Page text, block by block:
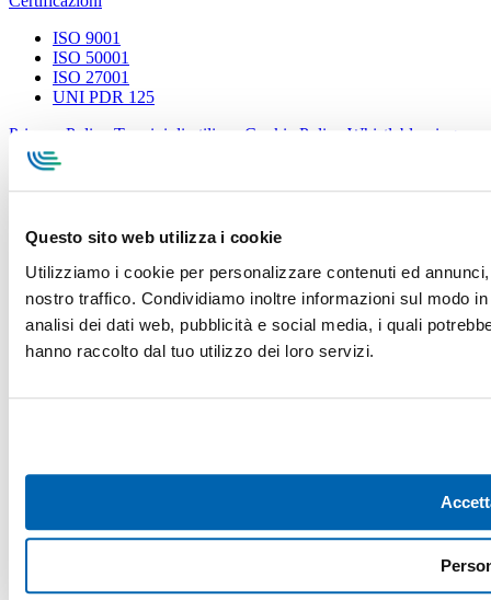
Questo sito web utilizza i cookie
Utilizziamo i cookie per personalizzare contenuti ed
nostro traffico. Condividiamo inoltre informazioni sul modo
analisi dei dati web, pubblicità e social media, i quali
hanno raccolto dal tuo utilizzo dei loro servizi.
ISO 9001
ISO 50001
ISO 27001
UNI PDR 125
Privacy Policy Termini di utilizzo Cookie Policy Whistleblowing
Specialcavi Baldassari S.r.l. | Via G. Pieraccini, 76 | 55012
Capannori LUCCA | P.iva e Cod.Fisc. 01387320466 | CCIAA e
REA Lucca n. 137741 | Cap. Soc. 500.000 € i.v.